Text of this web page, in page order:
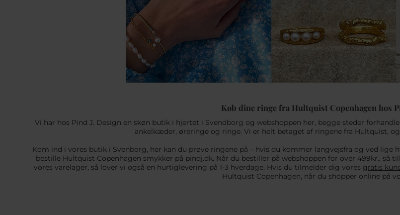
Køb dine ringe fra Hultquist Copenhagen hos
Vi har hos Pind J. Design en skøn butik i hjertet i Svendborg og webshoppen her, begge steder
ankelkæder, øreringe og ringe. Vi er helt betaget af ringene fra Hultquist,
Kom ind i vores butik i Svenborg, her kan du prøve ringene på – hvis du kommer langvejsfra og ved
bestille Hultquist Copenhagen smykker på pindj.dk. Når du bestiller på webshoppen for over 499kr., så
vores varelager, så lover vi også en hurtiglevering på 1-3 hverdage. Hvis du tilmelder dig vores gratis
Hultquist Copenhagen, når du shopper online på